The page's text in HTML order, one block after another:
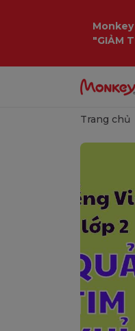
"GIẢM
Trang chủ